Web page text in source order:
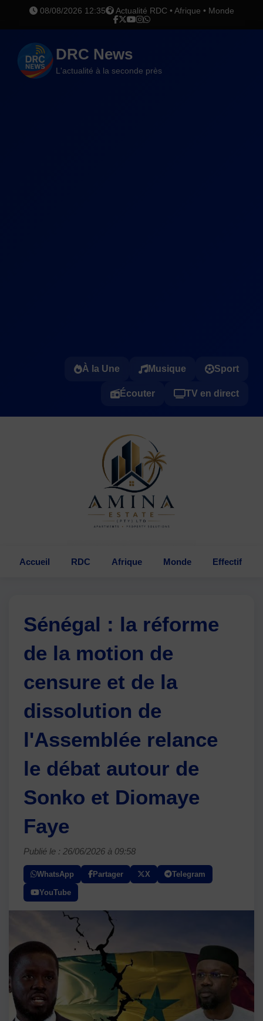
08/08/2026 12:35 Actualité RDC • Afrique • Monde
DRC News
L'actualité à la seconde près
À la Une Musique Sport
Écouter TV en direct
Accueil RDC Afrique Monde Effectif
Sénégal : la réforme
de la motion de
censure et de la
dissolution de
l'Assemblée relance
le débat autour de
Sonko et Diomaye
Faye
Publié le : 26/06/2026 à 09:58
WhatsApp Partager X Telegram
YouTube